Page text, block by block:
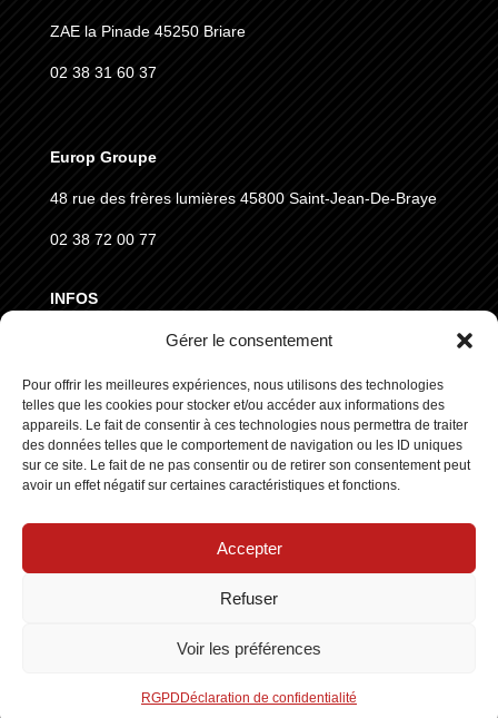
Gérer le consentement
Pour offrir les meilleures expériences, nous utilisons des technologies
telles que les cookies pour stocker et/ou accéder aux informations des
appareils. Le fait de consentir à ces technologies nous permettra de traiter
des données telles que le comportement de navigation ou les ID uniques
sur ce site. Le fait de ne pas consentir ou de retirer son consentement peut
avoir un effet négatif sur certaines caractéristiques et fonctions.
Accepter
Refuser
Voir les préférences
RGPD Déclaration de confidentialité
ZAE la Pinade 45250 Briare
02 38 31 60 37
Europ Groupe
48 rue des frères lumières 45800 Saint-Jean-De-Braye
02 38 72 00 77
INFOS
CGVD
RGPD
SUIVEZ NOUS
Made by :Standesign.fr